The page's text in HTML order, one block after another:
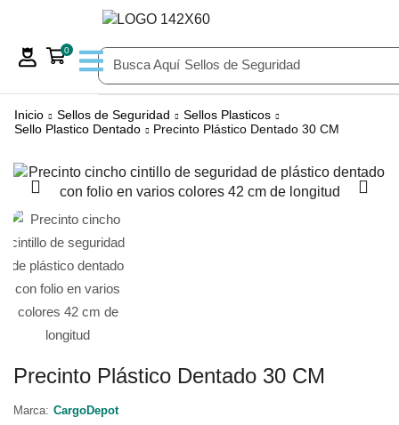
Busca Aquí Sellos de Seguridad
0
Inicio Sellos de Seguridad
Sellos Plasticos
Sello Plastico Dentado
Precinto Plástico Dentado 30 CM
Precinto Plástico Dentado 30 CM
Marca: CargoDepot